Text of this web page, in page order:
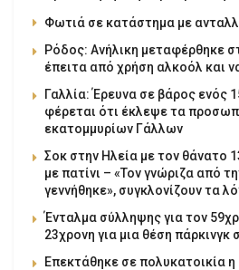
Φωτιά σε κατάστημα με
Ρόδος: Ανήλικη μεταφέρθηκε
έπειτα από χρήση αλκοόλ και
Γαλλία: Έρευνα σε βάρος ενός
φέρεται ότι έκλεψε τα
εκατομμυρίων Γάλλων
Σοκ στην Ηλεία με τον θάνατο
με πατίνι – «Τον γνώριζα από
γεννήθηκε», συγκλονίζουν τα
Ένταλμα σύλληψης για τον
23χρονη για μια θέση πάρκινγκ
Επεκτάθηκε σε πολυκατοικία